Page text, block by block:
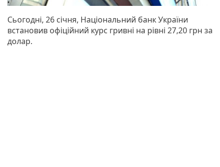
Сьогодні, 26 січня, Національний банк України
встановив офіційний курс гривні на рівні 27,20 грн за
долар.